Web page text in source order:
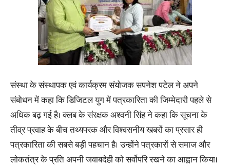
संस्था के संस्थापक एवं कार्यक्रम संयोजक सपनेश पटेल ने अपने
संबोधन में कहा कि डिजिटल युग में पत्रकारिता की जिम्मेदारी पहले से
अधिक बढ़ गई है। क्लब के संरक्षक अश्वनी सिंह ने कहा कि सूचना के
तीव्र प्रवाह के बीच तथ्यपरक और विश्वसनीय खबरों का प्रसार ही
पत्रकारिता की सबसे बड़ी पहचान है। उन्होंने पत्रकारों से समाज और
लोकतंत्र के प्रति अपनी जवाबदेही को सर्वोपरि रखने का आह्वान किया।